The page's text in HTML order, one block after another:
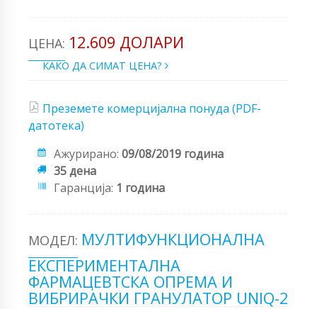
ЦЕНА: 12.609 ДОЛАРИ
КАКО ДА СИМАТ ЦЕНА?
Преземете комерцијална понуда (PDF-
датотека)
Ажурирано: 09/08/2019 година
35 дена
Гаранција: 1 година
МОДЕЛ: МУЛТИФУНКЦИОНАЛНА
ЕКСПЕРИМЕНТАЛНА
ФАРМАЦЕВТСКА ОПРЕМА И
ВИБРИРАЧКИ ГРАНУЛАТОР UNIQ-2